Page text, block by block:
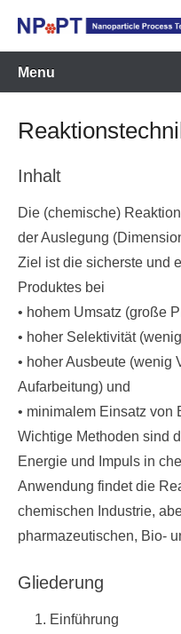
NPPT
Menu
Inhalt
Die (chemische)
der Auslegung
Ziel ist die sicherste und
Produktes bei
• hohem Umsatz (große
• hoher Selektivität
• hoher Ausbeute (wenig
Aufarbeitung) und
• minimalem Einsatz von
Wichtige Methoden sind
Energie und Impuls in
Anwendung findet die
chemischen Industrie,
pharmazeutischen, Bio-
Gliederung
Einführung